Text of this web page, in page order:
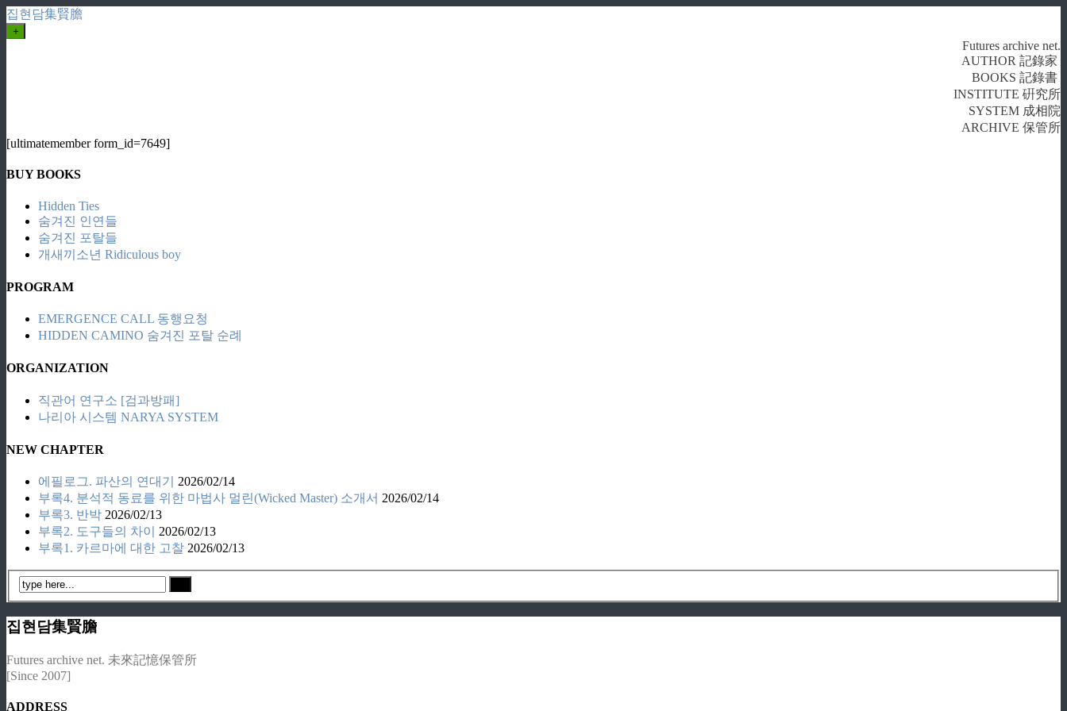
집현담集賢膽
+
Futures archive net.
AUTHOR 記錄家
BOOKS 記錄書
INSTITUTE 硏究所
SYSTEM 成相院
ARCHIVE 保管所
[ultimatemember form_id=7649]
BUY BOOKS
Hidden Ties
숨겨진 인연들
숨겨진 포탈들
개새끼소년 Ridiculous boy
PROGRAM
EMERGENCE CALL 동행요청
HIDDEN CAMINO 숨겨진 포탈 순례
ORGANIZATION
직관어 연구소 [검과방패]
나리아 시스템 NARYA SYSTEM
NEW CHAPTER
에필로그. 파산의 연대기
2026/02/14
부록4. 분석적 동료를 위한 마법사 멀린(Wicked Master) 소개서 2026/02/14
부록3. 반박 2026/02/13
부록2. 도구들의 차이
2026/02/13
부록1. 카르마에 대한 고찰 2026/02/13
집현담集賢膽
Futures archive net. 未來記憶保管所
[Since 2007]
ADDRESS